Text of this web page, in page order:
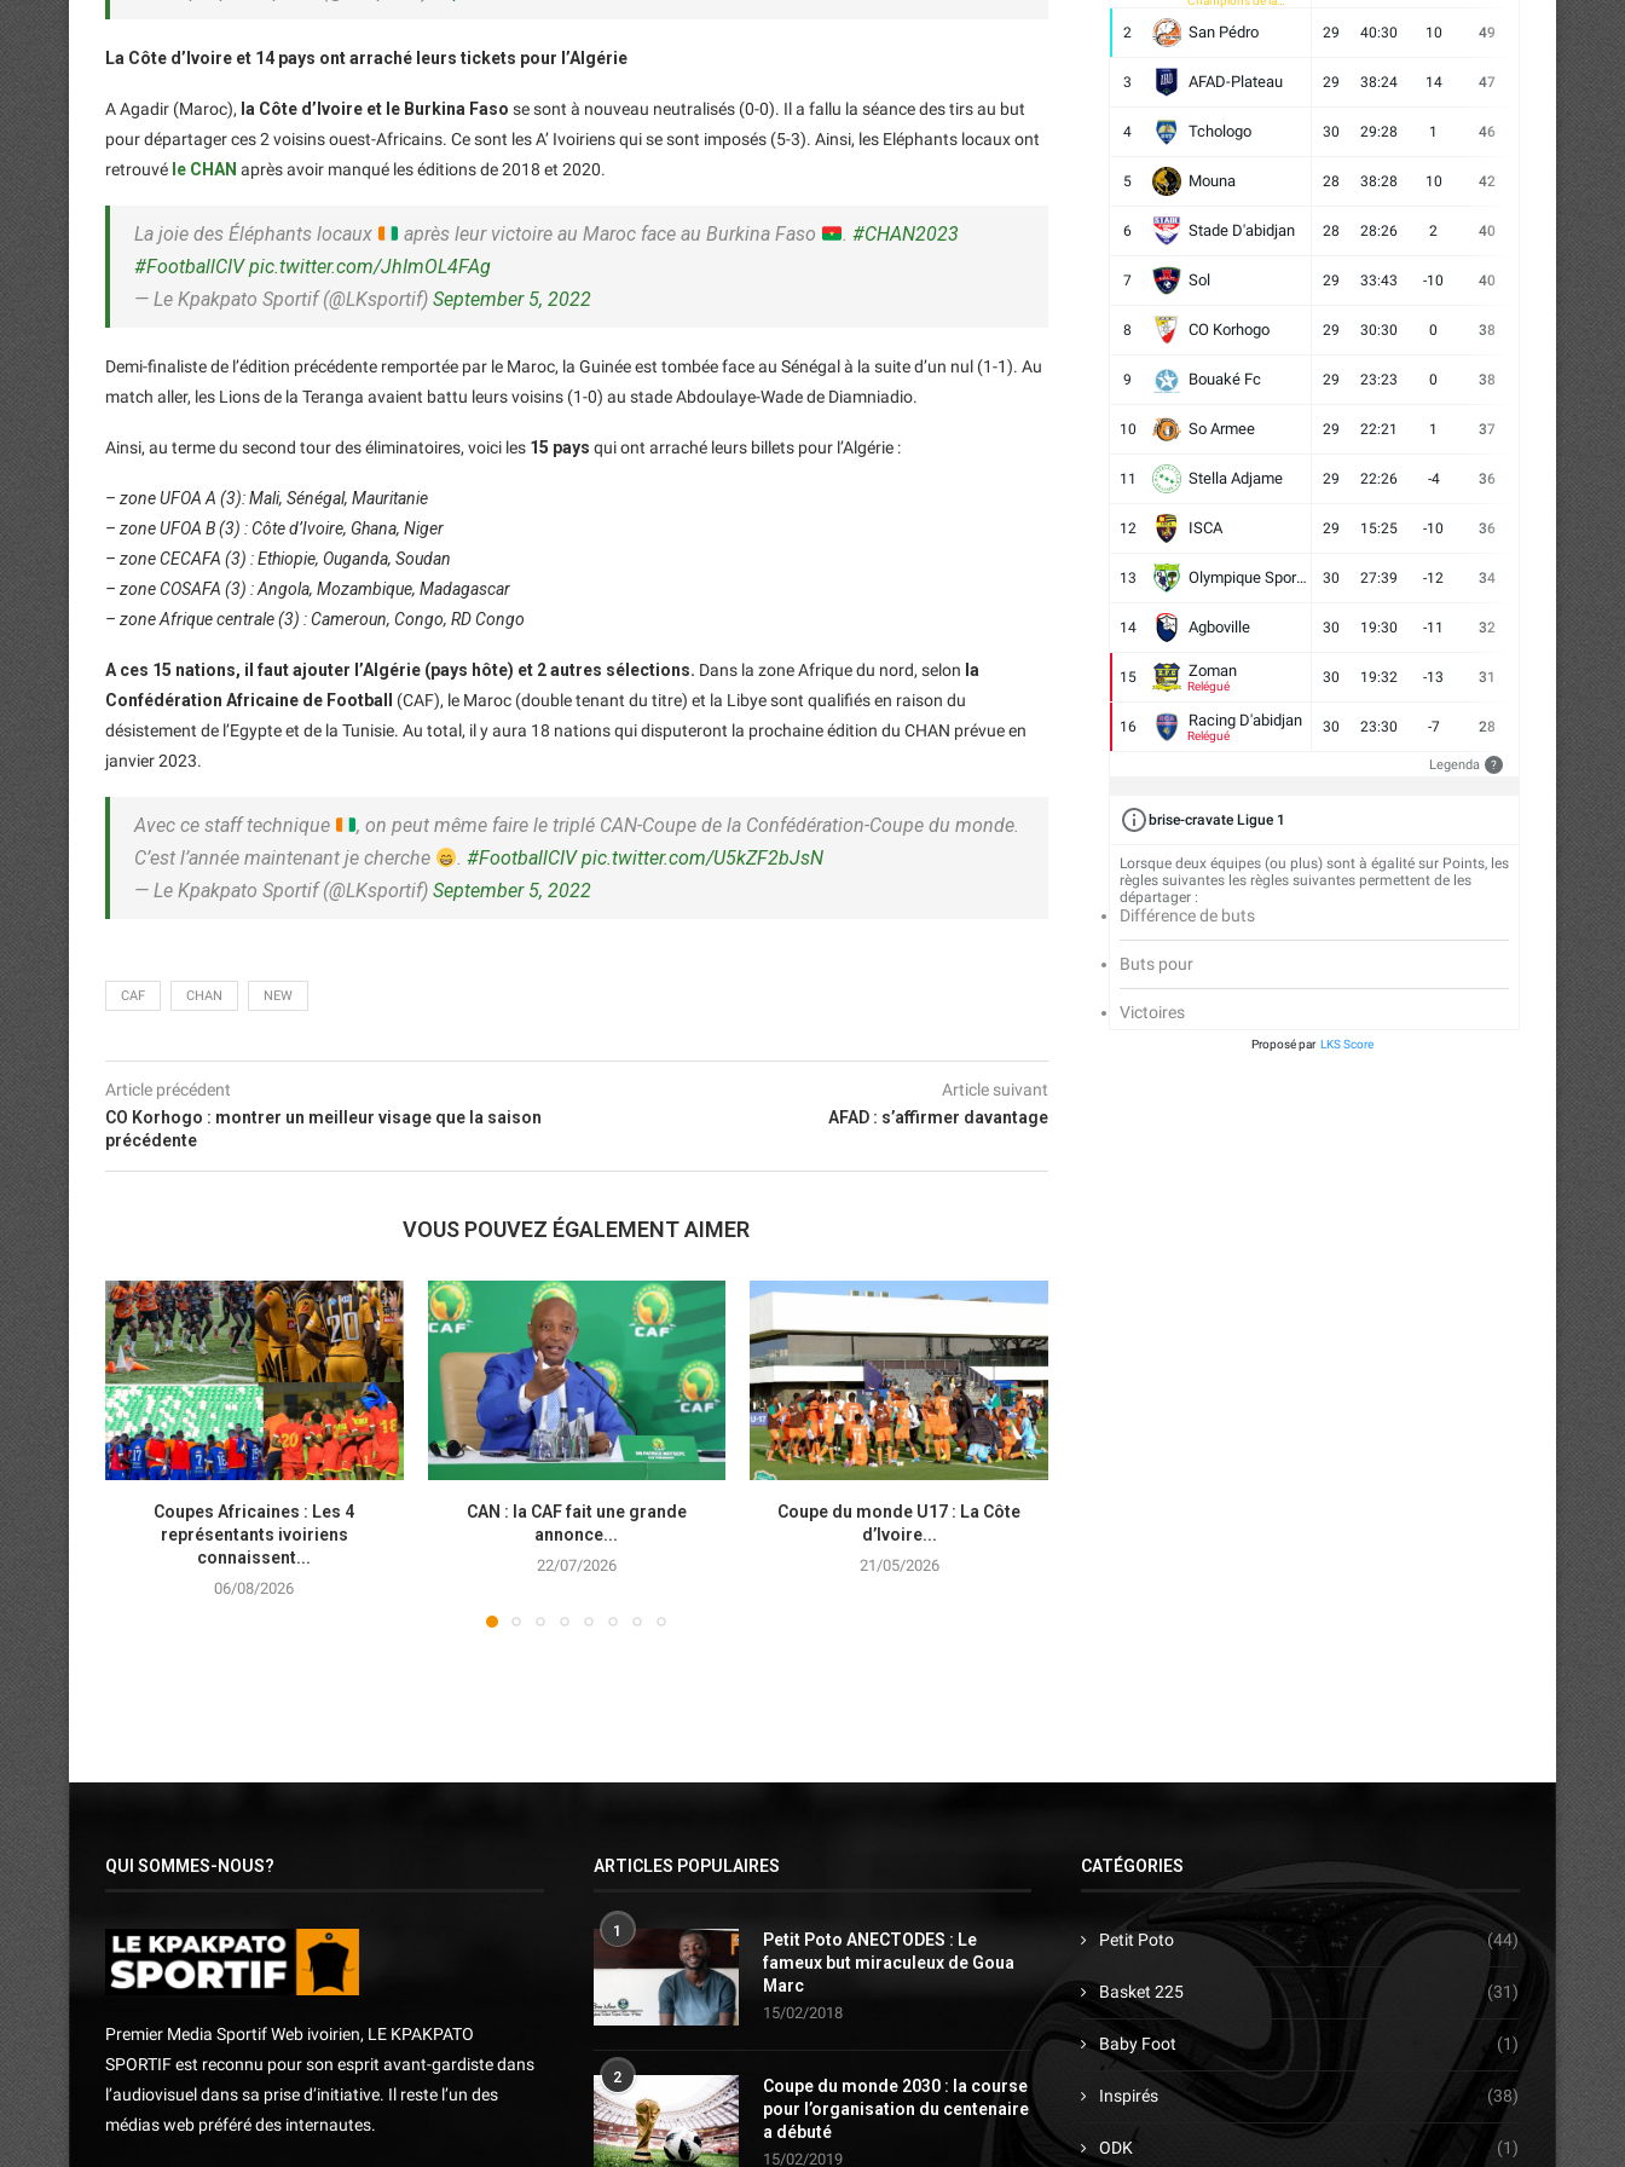
La Côte d’Ivoire et 14 pays ont arraché leurs tickets pour l’Algérie
A Agadir (Maroc), la Côte d’Ivoire et le Burkina Faso se sont à nouveau neutralisés (0-0). Il a fallu la séance des tirs au but
pour départager ces 2 voisins ouest-Africains. Ce sont les A’ Ivoiriens qui se sont imposés (5-3). Ainsi, les Eléphants locaux ont
retrouvé le CHAN après avoir manqué les éditions de 2018 et 2020.
La joie des Éléphants locaux après leur victoire au Maroc face au Burkina Faso .#CHAN2023
#FootballCIV pic.twitter.com/JhImOL4FAg
— Le Kpakpato Sportif (@LKsportif) September 5, 2022
Demi-finaliste de l’édition précédente remportée par le Maroc, la Guinée est tombée face au Sénégal à la suite d’un nul (1-1). Au
match aller, les Lions de la Teranga avaient battu leurs voisins (1-0) au stade Abdoulaye-Wade de Diamniadio.
Ainsi, au terme du second tour des éliminatoires, voici les 15 pays qui ont arraché leurs billets pour l’Algérie :
– zone UFOA A (3): Mali, Sénégal, Mauritanie
– zone UFOA B (3) : Côte d’Ivoire, Ghana, Niger
– zone CECAFA (3) : Ethiopie, Ouganda, Soudan
– zone COSAFA (3) : Angola, Mozambique, Madagascar
– zone Afrique centrale (3) : Cameroun, Congo, RD Congo
A ces 15 nations, il faut ajouter l’Algérie (pays hôte) et 2 autres sélections. Dans la zone Afrique du nord, selon la
Confédération Africaine de Football
(CAF), le Maroc (double tenant du titre) et la Libye sont qualifiés en raison du
désistement de l’Egypte et de la Tunisie. Au total, il y aura 18 nations qui disputeront la prochaine édition du CHAN prévue en
janvier 2023.
Avec ce staff technique
, on peut même faire le triplé CAN-Coupe de la Confédération-Coupe du monde.
C’est l’année maintenant je cherche
.#FootballCIV pic.twitter.com/U5kZF2bJsN
— Le Kpakpato Sportif (@LKsportif) September 5, 2022
CAF CHAN NEW
Article précédent
CO Korhogo : montrer un meilleur visage que la saison
précédente
Article suivant
AFAD : s’affirmer davantage
VOUS POUVEZ ÉGALEMENT AIMER
Coupes Africaines : Les 4
représentants ivoiriens
connaissent...
06/08/2026
CAN : la CAF fait une grande
annonce...
22/07/2026
Coupe du monde U17 : La Côte
d’Ivoire...
21/05/2026
Compétitions interclubs :
augmente
2 San Pédro 29 40:30 10 49 10
3 AFAD-Plateau 29 38:24 14 47
4 Tchologo 30 29:28 1 46 10 8
5 Mouna 28 38:28 10 42
6 Stade D'abidjan 28 28:26 2 40 10
7 Sol 29 33:43 -10 40 4
8 CO Korhogo 29 30:30 0 38 11
9 Bouaké Fc 29 23:23 0 38 11
10 So Armee 29 22:21 1 37 10
11 Stella Adjame 29 22:26 -4 36 11
12 ISCA 29 15:25 -10 36 13
13 Olympique Sport d'Abobo FC 30 27:39 -12 34 14
14 Agboville 30 19:30 -11 32
15 Zoman
Relégué
30 19:32 -13 31 13
16 Racing D'abidjan
Relégué
30 23:30 -7 28
Legenda ?
brise-cravate Ligue 1
Lorsque deux équipes (ou plus) sont à égalité sur Points, les
règles suivantes les règles suivantes permettent de les
départager :
Différence de buts
Buts pour
Victoires
Proposé par LKS Score
QUI SOMMES-NOUS?
Premier Media Sportif Web ivoirien, LE KPAKPATO
SPORTIF est reconnu pour son esprit avant-gardiste dans
l’audiovisuel dans sa prise d’initiative. Il reste l’un des
médias web préféré des internautes.
ARTICLES POPULAIRES
1
Petit Poto ANECTODES : Le
fameux but miraculeux de Goua
Marc
15/02/2018
2
Coupe du monde 2030 : la course
pour l’organisation du centenaire
a débuté
15/02/2019
CATÉGORIES
Petit Poto (44)
Basket 225 (31)
Baby Foot (1)
Inspirés (38)
ODK (1)